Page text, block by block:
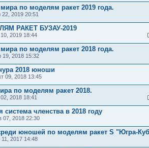
по моделям ракет 2019 года.
2019 20:51
РАКЕТ БУЗАУ-2019
2019 18:44
по моделям ракет 2018 года.
2018 15:32
2018 юноши
09, 2018 13:45
по моделям ракет 2018.
2018 18:41
система членства в 2018 году
07, 2018 22:30
юношей по моделям ракет S "Югра-
2017 14:48